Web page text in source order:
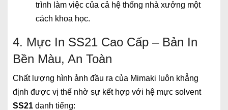
trình làm việc của cả hệ thống nhà xưởng một
cách khoa học.
4. Mực In SS21 Cao Cấp – Bản In
Bền Màu, An Toàn
Chất lượng hình ảnh đầu ra của Mimaki luôn khẳng
định được vị thế nhờ sự kết hợp với hệ mực solvent
SS21 danh tiếng: